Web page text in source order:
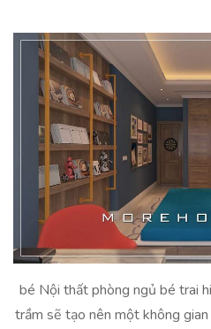
bé Nội thất phòng ngủ bé trai
trầm sẽ tạo nên một không